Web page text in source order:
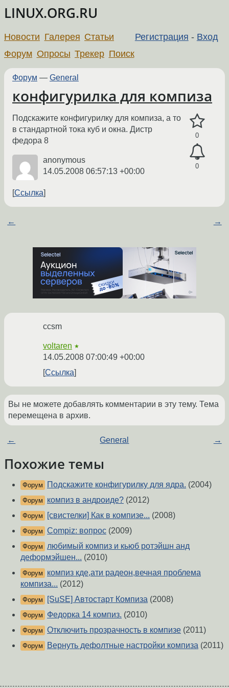
LINUX.ORG.RU
Регистрация - Вход
Новости Галерея Статьи
Форум Опросы Трекер Поиск
Форум — General
конфигурилка для компиза
0
0
Подскажите конфигурилку для компиза, а то
в стандартной тока куб и окна. Дистр
федора 8
anonymous
14.05.2008 06:57:13 +00:00
Ссылка
← →
ccsm
voltaren ★
14.05.2008 07:00:49 +00:00
Ссылка
Вы не можете добавлять комментарии в эту тему. Тема
перемещена в архив.
← General →
Похожие темы
Форум Подскажите конфигурилку для ядра. (2004)
Форум компиз в андроиде? (2012)
Форум [свистелки] Как в компизе... (2008)
Форум Compiz: вопрос (2009)
Форум
любимый компиз и кьюб ротэйшн анд
деформэйшен... (2010)
Форум
компиз кде,ати радеон,вечная проблема
компиза... (2012)
Форум [SuSE] Автостарт Компиза (2008)
Форум Федорка 14 компиз. (2010)
Форум Отключить прозрачность в компизе (2011)
Форум Вернуть дефолтные настройки компиза (2011)